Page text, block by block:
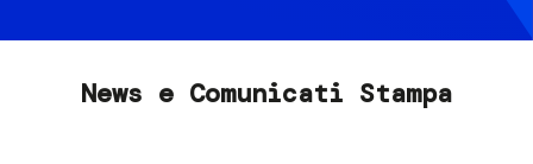
News e Comunicati Stampa